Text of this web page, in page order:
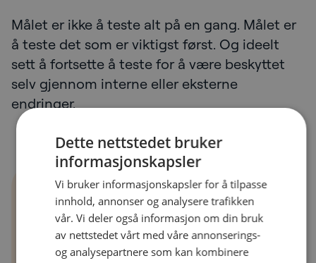
Målet er ikke å teste alt på en gang. Målet er
å teste det som er viktigst først. Og ideelt
sett å fortsette å teste for å være beskyttet
selv gjennom interne eller eksterne
endringer.
Feil nr. 4 – Å behandle
pentesting som en
Dette nettstedet bruker
informasjonskapsler
Vi bruker informasjonskapsler for å tilpasse
innhold, annonser og analysere trafikken
vår. Vi deler også informasjon om din bruk
av nettstedet vårt med våre annonserings-
og analysepartnere som kan kombinere